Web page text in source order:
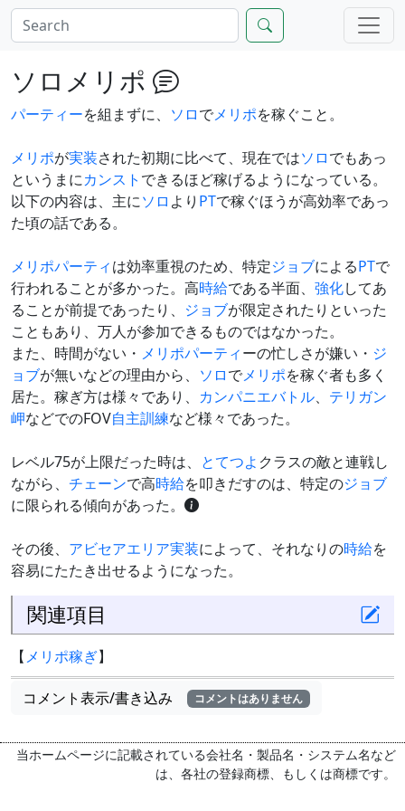
ソロメリポ
パーティーを組まずに、 ソロでメリポを稼ぐこと。
メリポが実装された初期に比べて、現在ではソロでもあっ
というまにカンスト できるほど稼げるようになっている。
以下の内容は、主にソロ より PTで稼ぐほうが高効率であっ
た頃の話である。
メリポパーティは効率重視のため、特定ジョブによるPTで
行われることが多かった。高時給である半面、 強化してあ
ることが前提であったり、 ジョブが限定されたりといった
こともあり、万人が参加できるものではなかった。
また、時間がない・ メリポパーティーの忙しさが嫌い・ ジ
ョブが無いなどの理由から、 ソロでメリポを稼ぐ者も多く
居た。稼ぎ方は様々であり、 カンパニエバトル、 テリガン
岬などでのFOV自主訓練など様々であった。
レベル75が上限だった時は、 とてつよ クラスの敵と連戦し
ながら、 チェーンで高時給を叩きだすのは、特定のジョブ
に限られる傾向があった。
その後、 アビセアエリア実装によって、それなりの時給を
容易にたたき出せるようになった。
関連項目
【メリポ稼ぎ】
コメント表示/書き込み コメントはありません
当ホームページに記載されている会社名・製品名・システム名など
は、各社の登録商標、もしくは商標です。